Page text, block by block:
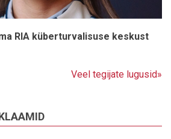
RIA küberturvalisuse keskust
Veel tegijate lugusid»